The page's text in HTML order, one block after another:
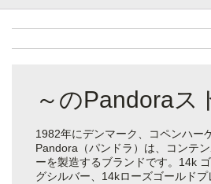
～のPandoraス
1982年にデンマーク、コペンハー
Pandora（パンドラ）は、コンテ
ーを製造するブランドです。14k
グシルバー、14kローズゴールド